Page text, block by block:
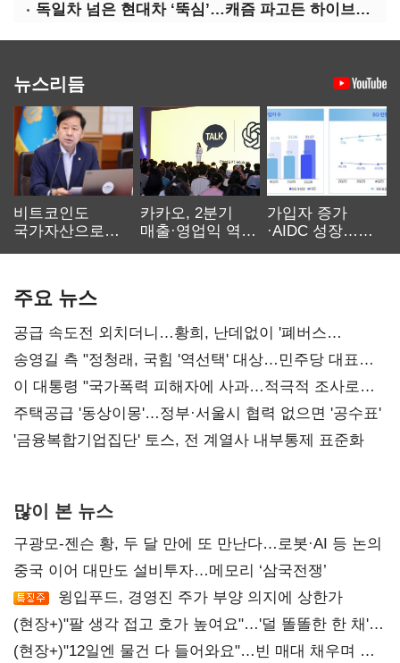
독일차 넘은 현대차 ‘뚝심’…캐즘 파고든 하이브리드 역전극
뉴스리듬
비트코인도
국가자산으로…'
카카오, 2분기
매출·영업익 역대
가입자 증가
·AIDC 성장…
주요 뉴스
공급 속도전 외치더니…황희, 난데없이 '폐버스
리모델링' 제안
송영길 측 "정청래, 국힘 '역선택' 대상…민주당 대표로
총선 지휘 못해"
이 대통령 "국가폭력 피해자에 사과…적극적 조사로
진실 밝혀야"
주택공급 '동상이몽'…정부·서울시 협력 없으면 '공수표'
'금융복합기업집단' 토스, 전 계열사 내부통제 표준화
많이 본 뉴스
구광모-젠슨 황, 두 달 만에 또 만난다…로봇·AI 등 논의
중국 이어 대만도 설비투자…메모리 ‘삼국전쟁’
윙입푸드, 경영진 주가 부양 의지에 상한가
(현장+)"팔 생각 접고 호가 높여요"…'덜 똘똘한 한 채'
20억 키맞추기
(현장+)"12일엔 물건 다 들어와요"…빈 매대 채우며 문